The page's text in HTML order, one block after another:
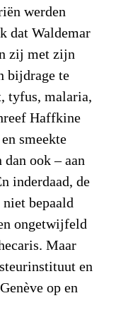
werden
dat Waldemar
zij met zijn
bijdrage te
tyfus, malaria,
Haffkine
smeekte
dan ook – aan
inderdaad, de
bepaald
ongetwijfeld
Maar
en
op en